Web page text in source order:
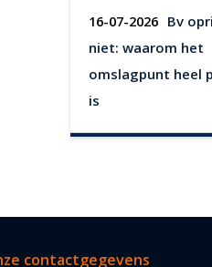
16-07-2026 Bv
niet: waarom het
omslagpunt heel
is
contactgegevens